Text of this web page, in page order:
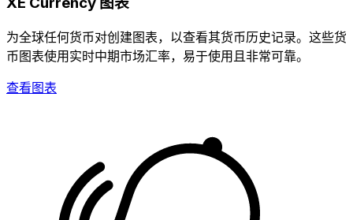
为全球任何货币对创建图表，以查看其货币历史记录。这些货
币图表使用实时中期市场汇率，易于使用且非常可靠。
查看图表